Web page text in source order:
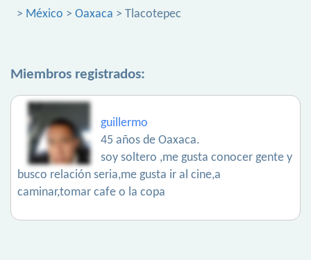
> México > Oaxaca > Tlacotepec
Miembros registrados:
guillermo
45 años de Oaxaca.
soy soltero ,me gusta conocer gente y
busco relación seria,me gusta ir al cine,a
caminar,tomar cafe o la copa